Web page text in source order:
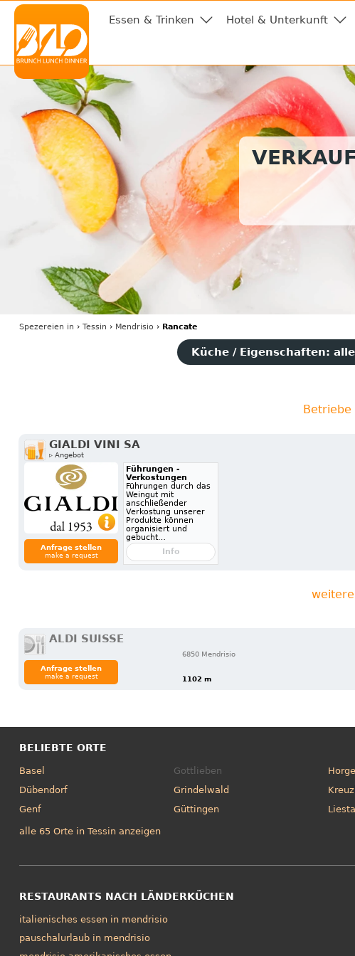
Essen & Trinken Hotel & Unterkunft
Spezereien in › Tessin › Mendrisio › Rancate
Küche / Eigenschaften: alle
Betriebe
GIALDI VINI SA
▹ Angebot
Anfrage stellen
make a request
Führungen -
Verkostungen
Führungen durch das
Weingut mit
anschließender
Verkostung unserer
Produkte können
organisiert und
gebucht…
Info
ALDI SUISSE
6850 Mendrisio
1102 m
Anfrage stellen
make a request
BELIEBTE ORTE
Basel
Dübendorf
Genf
Gottlieben
Grindelwald
Güttingen
Liestal
alle 65 Orte in Tessin anzeigen
RESTAURANTS NACH LÄNDERKÜCHEN
italienisches essen in mendrisio
pauschalurlaub in mendrisio